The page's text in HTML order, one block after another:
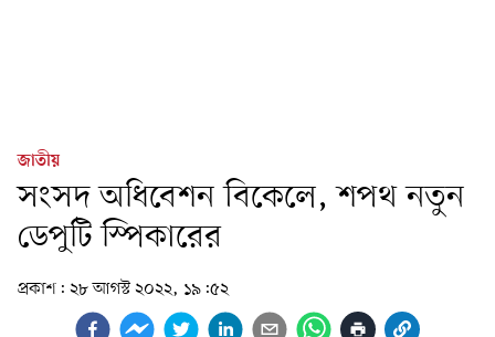
জাতীয়
সংসদ অধিবেশন বিকেলে, শপথ নতুন
ডেপুটি স্পিকারের
প্রকাশ: ২৮ আগস্ট ২০২২, ১৯:৫২